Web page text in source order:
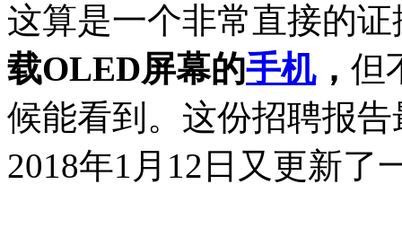
这算是一个非常直接的证
载OLED屏幕的手机， 但
候能看到。这份招聘报
2018年1月12日又更新了